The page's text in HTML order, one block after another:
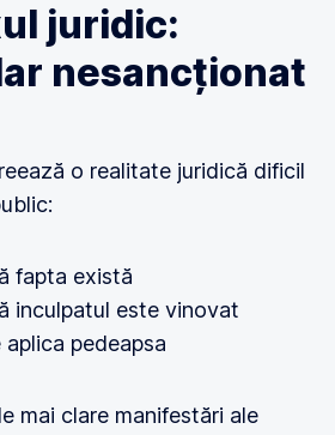
juridic:
nesancționat
o realitate juridică dificil
fapta există
inculpatul este vinovat
pedeapsa
mai clare manifestări ale